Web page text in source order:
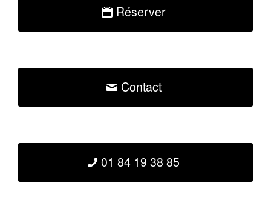
Réserver
Contact
01 84 19 38 85